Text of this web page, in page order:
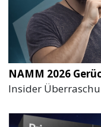
NAMM 2026
Insider